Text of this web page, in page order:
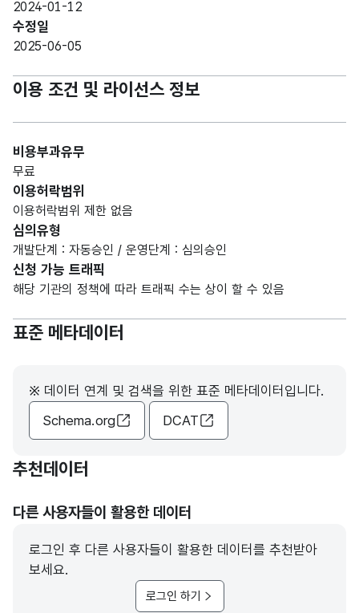
2024-01-12
수정일
2025-06-05
이용 조건 및 라이선스 정보
비용부과유무
무료
이용허락범위
이용허락범위 제한 없음
심의유형
개발단계 : 자동승인 / 운영단계 : 심의승인
신청 가능 트래픽
해당 기관의 정책에 따라 트래픽 수는 상이 할 수 있음
표준 메타데이터
※ 데이터 연계 및 검색을 위한 표준 메타데이터입니다.
Schema.org
DCAT
추천데이터
다른 사용자들이 활용한 데이터
로그인 후 다른 사용자들이 활용한 데이터를 추천받아
보세요.
로그인 하기